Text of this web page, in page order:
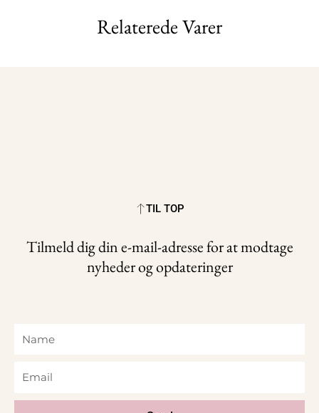
Relaterede Varer
TIL TOP
Tilmeld dig din e-mail-adresse for at modtage
nyheder og opdateringer